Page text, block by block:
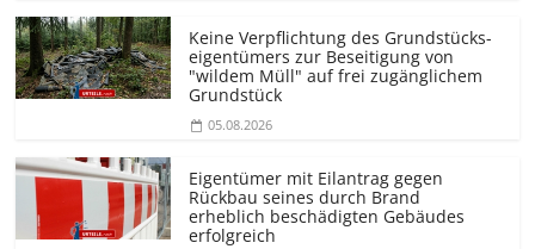
Keine Verpflichtung des Grundstücks­
eigentümers zur Beseitigung von
"wildem Müll" auf frei zugänglichem
Grundstück
05.08.2026
Eigentümer mit Eilantrag gegen
Rückbau seines durch Brand
erheblich beschädigten Gebäudes
erfolgreich